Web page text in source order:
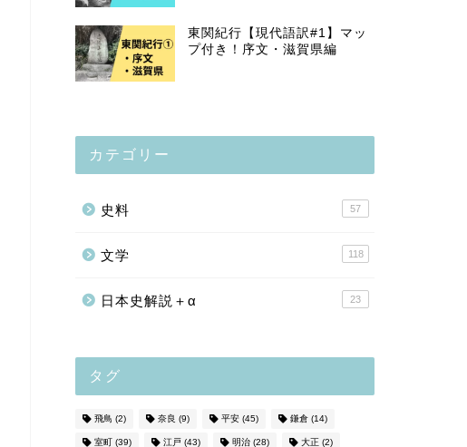
東関紀行【現代語訳#1】マッ
プ付き！序文・滋賀県編
カテゴリー
史料 57
文学 118
日本史解説＋α 23
タグ
飛鳥 (2) 奈良 (9) 平安(45) 鎌倉(14)
室町(39) 江戸(43) 明治(28) 大正(2)